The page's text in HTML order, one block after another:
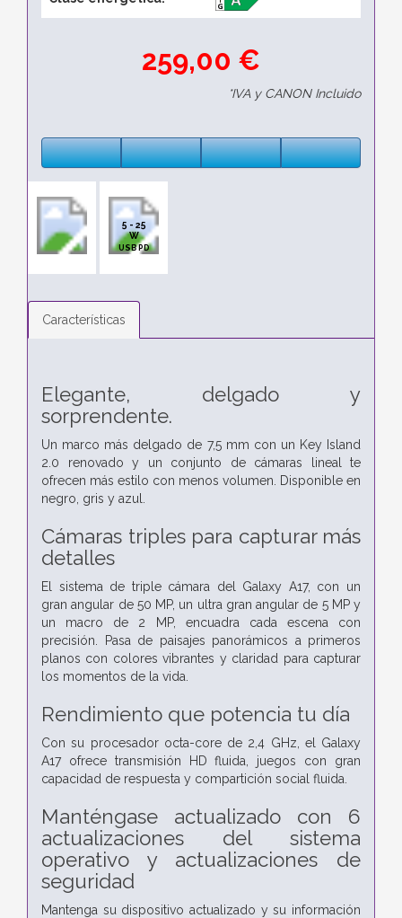
259,00 €
*IVA y CANON Incluido
5 - 25
W
USB PD
Características
Elegante, delgado y
sorprendente.
Un marco más delgado de 7,5 mm con un Key Island
2.0 renovado y un conjunto de cámaras lineal te
ofrecen más estilo con menos volumen. Disponible en
negro, gris y azul.
Cámaras triples para capturar más
detalles
El sistema de triple cámara del Galaxy A17, con un
gran angular de 50 MP, un ultra gran angular de 5 MP y
un macro de 2 MP, encuadra cada escena con
precisión. Pasa de paisajes panorámicos a primeros
planos con colores vibrantes y claridad para capturar
los momentos de la vida.
Rendimiento que potencia tu día
Con su procesador octa-core de 2,4 GHz, el Galaxy
A17 ofrece transmisión HD fluida, juegos con gran
capacidad de respuesta y compartición social fluida.
Manténgase actualizado con 6
actualizaciones del sistema
operativo y actualizaciones de
seguridad
Mantenga su dispositivo actualizado y su información